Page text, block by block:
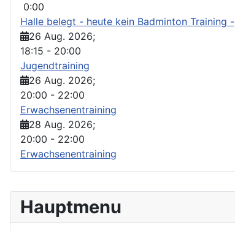
Hauptmenu
0:00
Halle belegt - heute kein Badminton Training -
26 Aug. 2026;
18:15 - 20:00
Jugendtraining
26 Aug. 2026;
20:00 - 22:00
Erwachsenentraining
28 Aug. 2026;
20:00 - 22:00
Erwachsenentraining